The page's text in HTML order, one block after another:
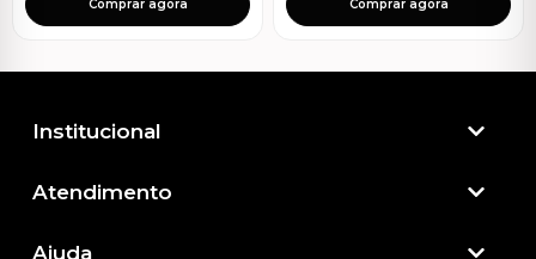
Comprar agora Comprar agora
Institucional
Atendimento​
Ajuda